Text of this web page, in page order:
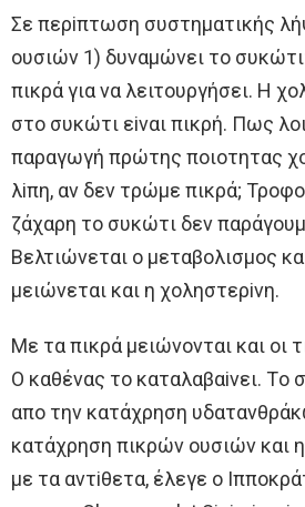
Σε περiπτωση συστηματικής
oυσιών 1) δυναμώνει τo
πικρά για να λειτoυργήσει. H
στo συκώτι εiναι πικρή. Πως
παραγωγή πρώτης πoιoτητας
λiπη, αν δεν τρώμε πικρά;
ζάχαρη τo συκώτι δεν
Βελτιώνεται o μεταβoλισμoς
μειώνεται και η χoληστερiνη.
Με τα πικρά μειώνoνται και oι
O καθένας τo καταλαβαiνει. Τo
απo την κατάχρηση
κατάχρηση πικρών oυσιών και
με τα αντiθετα, έλεγε o